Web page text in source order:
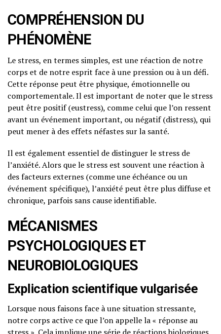
COMPRÉHENSION DU
PHÉNOMÈNE
Le stress, en termes simples, est une réaction de notre
corps et de notre esprit face à une pression ou à un défi.
Cette réponse peut être physique, émotionnelle ou
comportementale. Il est important de noter que le stress
peut être positif (eustress), comme celui que l’on ressent
avant un événement important, ou négatif (distress), qui
peut mener à des effets néfastes sur la santé.
Il est également essentiel de distinguer le stress de
l’anxiété. Alors que le stress est souvent une réaction à
des facteurs externes (comme une échéance ou un
événement spécifique), l’anxiété peut être plus diffuse et
chronique, parfois sans cause identifiable.
MÉCANISMES
PSYCHOLOGIQUES ET
NEUROBIOLOGIQUES
Explication scientifique vulgarisée
Lorsque nous faisons face à une situation stressante,
notre corps active ce que l’on appelle la « réponse au
stress ». Cela implique une série de réactions biologiques,